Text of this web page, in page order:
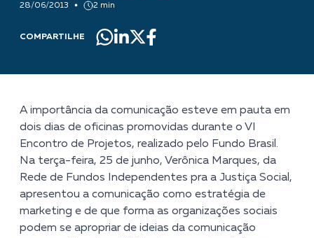
28/06/2013 2 min
COMPARTILHE
A importância da comunicação esteve em pauta em
dois dias de oficinas promovidas durante o VI
Encontro de Projetos, realizado pelo Fundo Brasil.
Na terça-feira, 25 de junho, Verônica Marques, da
Rede de Fundos Independentes pra a Justiça Social,
apresentou a comunicação como estratégia de
marketing e de que forma as organizações sociais
podem se apropriar de ideias da comunicação